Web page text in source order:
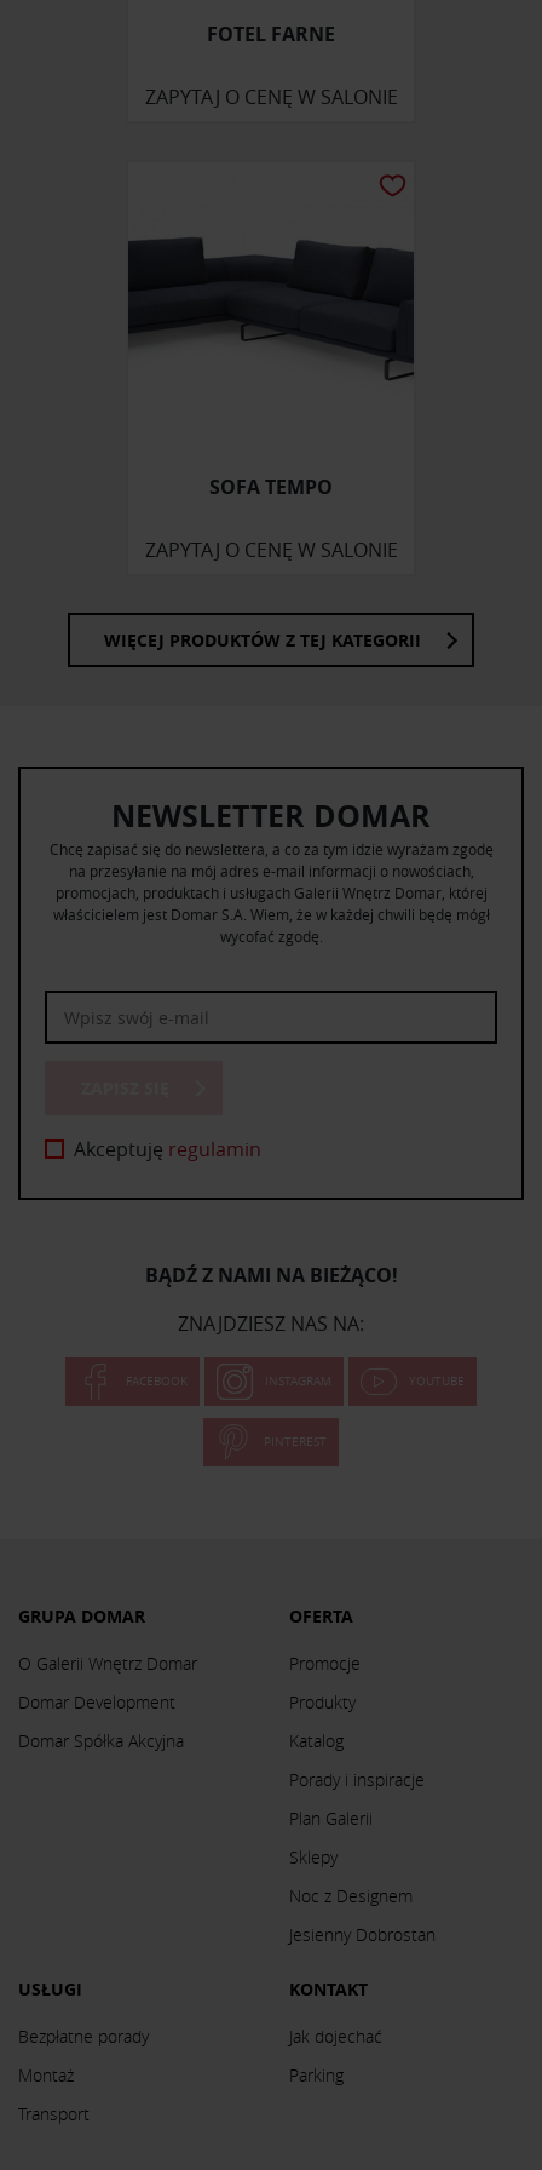
FOTEL FARNE
ZAPYTAJ O CENĘ W SALONIE
SOFA TEMPO
ZAPYTAJ O CENĘ W SALONIE
WIĘCEJ PRODUKTÓW Z TEJ KATEGORII
NEWSLETTER DOMAR
Chcę zapisać się do newslettera, a co za tym idzie wyrażam zgodę
na przesyłanie na mój adres e-mail informacji o nowościach,
promocjach, produktach i usługach Galerii Wnętrz Domar, której
właścicielem jest Domar S.A. Wiem, że w każdej chwili będę mógł
wycofać zgodę.
Akceptuję regulamin
BĄDŹ Z NAMI NA BIEŻĄCO!
ZNAJDZIESZ NAS NA:
FACEBOOK INSTAGRAM YOUTUBE
PINTEREST
GRUPA DOMAR
O Galerii Wnętrz Domar
Domar Development
Domar Spółka Akcyjna
OFERTA
Promocje
Produkty
Katalog
Porady i inspiracje
Plan Galerii
Sklepy
Noc z Designem
Jesienny Dobrostan
USŁUGI
Bezpłatne porady
Montaż
Transport
KONTAKT
Jak dojechać
Parking